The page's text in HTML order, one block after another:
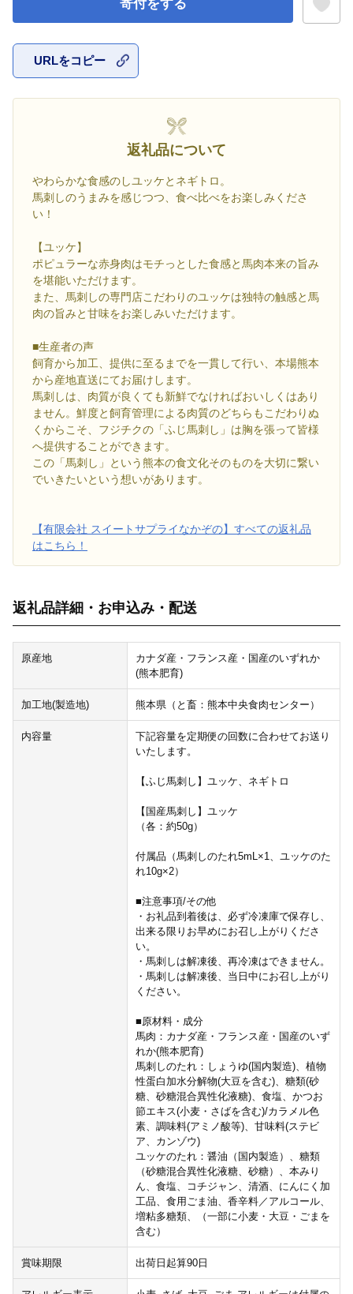
寄付をする
URLをコピー
返礼品について
やわらかな食感のしユッケとネギトロ。
馬刺しのうまみを感じつつ、食べ比べをお楽しみくださ
い！
【ユッケ】
ポピュラーな赤身肉はモチっとした食感と馬肉本来の旨み
を堪能いただけます。
また、馬刺しの専門店こだわりのユッケは独特の触感と馬
肉の旨みと甘味をお楽しみいただけます。
■生産者の声
飼育から加工、提供に至るまでを一貫して行い、本場熊本
から産地直送にてお届けします。
馬刺しは、肉質が良くても新鮮でなければおいしくはあり
ません。鮮度と飼育管理による肉質のどちらもこだわりぬ
くからこそ、フジチクの「ふじ馬刺し」は胸を張って皆様
へ提供することができます。
この「馬刺し」という熊本の食文化そのものを大切に繋い
でいきたいという想いがあります。
【有限会社 スイートサプライなかぞの】すべての返礼品
はこちら！
返礼品詳細・お申込み・配送
原産地
カナダ産・フランス産・国産のいずれか
(熊本肥育)
加工地(製造地) 熊本県（と畜：熊本中央食肉センター）
内容量
下記容量を定期便の回数に合わせてお送り
いたします。
【ふじ馬刺し】ユッケ、ネギトロ
【国産馬刺し】ユッケ
（各：約50g）
付属品（馬刺しのたれ5mL×1、ユッケのた
れ10g×2）
■注意事項/その他
・お礼品到着後は、必ず冷凍庫で保存し、
出来る限りお早めにお召し上がりくださ
い。
・馬刺しは解凍後、再冷凍はできません。
・馬刺しは解凍後、当日中にお召し上がり
ください。
■原材料・成分
馬肉：カナダ産・フランス産・国産のいず
れか(熊本肥育)
馬刺しのたれ：しょうゆ(国内製造)、植物
性蛋白加水分解物(大豆を含む)、糖類(砂
糖、砂糖混合異性化液糖)、食塩、かつお
節エキス(小麦・さばを含む)/カラメル色
素、調味料(アミノ酸等)、甘味料(ステビ
ア、カンゾウ)
ユッケのたれ：醤油（国内製造）、糖類
（砂糖混合異性化液糖、砂糖）、本みり
ん、食塩、コチジャン、清酒、にんにく加
工品、食用ごま油、香辛料／アルコール、
増粘多糖類、（一部に小麦・大豆・ごまを
含む）
賞味期限 出荷日起算90日